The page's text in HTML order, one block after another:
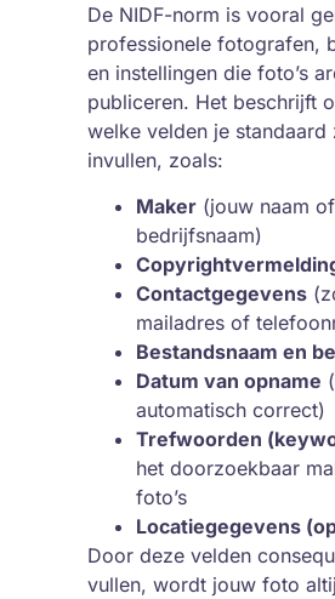
De NIDF-norm is vooral
professionele fotografen,
en instellingen die foto’s
publiceren. Het beschrijft
welke velden je standaard
invullen, zoals:
Maker (jouw naam of
bedrijfsnaam)
Contactgegevens
mailadres of
Bestandsnaam en
Datum van opname
automatisch correct)
Trefwoorden
het doorzoekbaar
foto’s
Locatiegegevens
Door deze velden
vullen, wordt jouw foto